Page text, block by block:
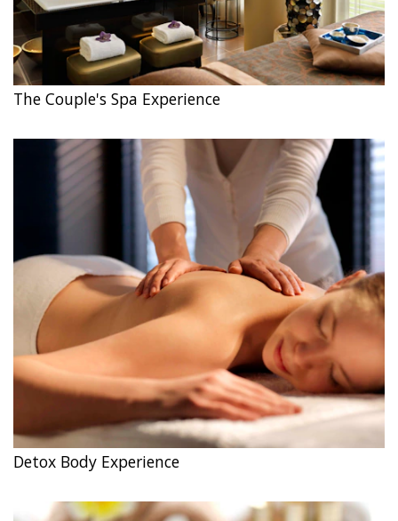
The Couple's Spa Experience
Detox Body Experience